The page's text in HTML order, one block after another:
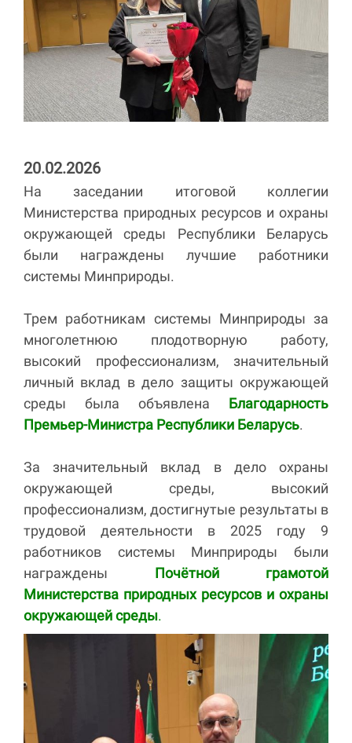
20.02.2026
На заседании итоговой коллегии
Министерства природных ресурсов и охраны
окружающей среды Республики Беларусь
были награждены лучшие работники
системы Минприроды.
Трем работникам системы Минприроды за
многолетнюю плодотворную работу,
высокий профессионализм, значительный
личный вклад в дело защиты окружающей
среды была объявлена Благодарность
Премьер-Министра Республики Беларусь.
За значительный вклад в дело охраны
окружающей среды, высокий
профессионализм, достигнутые результаты в
трудовой деятельности в 2025 году 9
работников системы Минприроды были
награждены Почётной грамотой
Министерства природных ресурсов и охраны
окружающей среды.